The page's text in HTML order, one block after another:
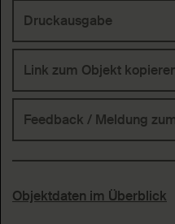
Druckausgabe
Link zum Objekt
Feedback / Meldung
Objektdaten im Überblick